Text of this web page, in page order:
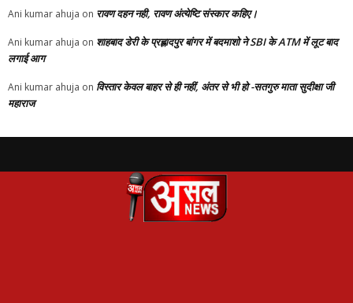
Ani kumar ahuja on रावण दहन नही, रावण अंत्येष्टि संस्कार कहिए।
Ani kumar ahuja on शाहबाद डेरी के प्रह्लादपुर बांगर में बदमाशो ने SBI के ATM में लूट बाद
लगाई आग
Ani kumar ahuja on विस्तार केवल बाहर से ही नहीं, अंतर से भी हो -सतगुरु माता सुदीक्षा जी
महाराज